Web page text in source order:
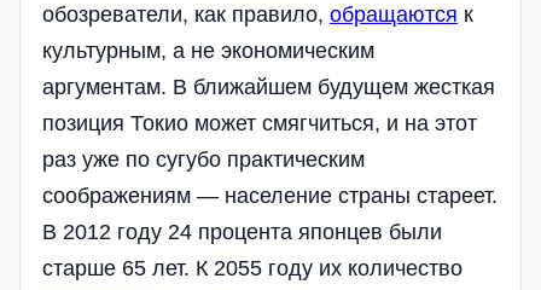
обозреватели, как правило, обращаются к
культурным, а не экономическим
аргументам. В ближайшем будущем жесткая
позиция Токио может смягчиться, и на этот
раз уже по сугубо практическим
соображениям — население страны стареет.
В 2012 году 24 процента японцев были
старше 65 лет. К 2055 году их количество